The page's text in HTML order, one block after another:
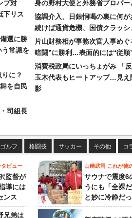
プ対
下リス
選に勝
う常識を
に？
を自民
司組長
身の野村大使と外務省プロパ
協調介入、日銀恫喝の裏に何
続けば通貨危機、国債クラッシ
片山財務相が事務次官人事め
暗闘”に勝利…表面的には“従順
消費税政局にいっちょがみ 「
玉木代表もヒートアップ…見え
影
ゴルフ 格闘技 サッカー その他 コ
ビュー
監督が
導には
ンス
山﨑武司 これが俺
サウナで震度
うにも「全裸
と妙に冷静だ
兄弟は